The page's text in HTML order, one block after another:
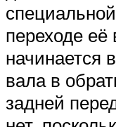
переходе её
начинается
вала в
задней